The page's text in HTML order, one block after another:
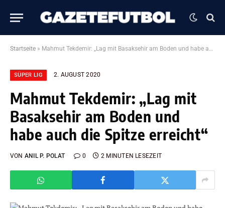
Startseite » Mahmut Tekdemir: „Lag mit Basaksehir am Boden und habe auch die Spitze erreicht“
SÜPER LIG 2. AUGUST 2020
Mahmut Tekdemir: „Lag mit
Basaksehir am Boden und
habe auch die Spitze erreicht“
VON ANIL P. POLAT 0 2 MINUTEN LESEZEIT